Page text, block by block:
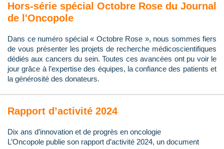
Hors-série spécial Octobre Rose du Journal
de l'Oncopole
Dans ce numéro spécial « Octobre Rose », nous sommes fiers
de vous présenter les projets de recherche médicoscientifiques
dédiés aux cancers du sein. Toutes ces avancées ont pu voir le
jour grâce à l’expertise des équipes, la confiance des patients et
la générosité des donateurs.
Rapport d’activité 2024
Dix ans d’innovation et de progrès en oncologie
L’Oncopole publie son rapport d’activité 2024, un document